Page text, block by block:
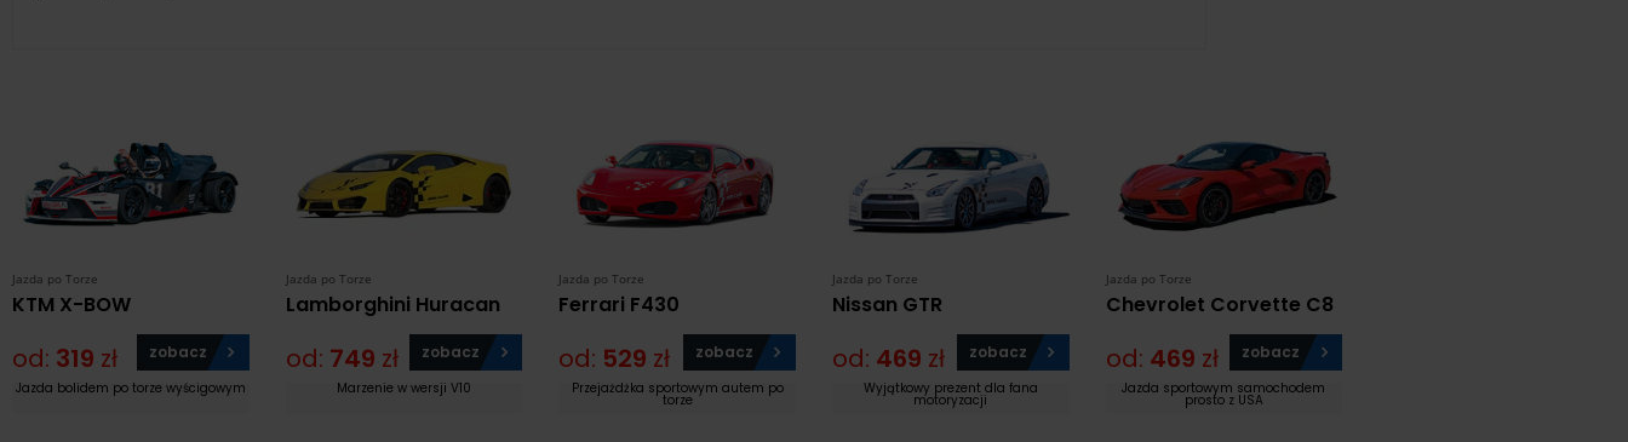
Jazda po Torze
KTM X-BOW
od: 319 zł zobacz
Jazda bolidem po torze wyścigowym
Jazda po Torze
Lamborghini Huracan
od: 749 zł zobacz
Marzenie w wersji V10
Jazda po Torze
Ferrari F430
od: 529 zł zobacz
Przejażdżka sportowym autem po
torze
Jazda po Torze
Nissan GTR
od: 469 zł zobacz
Wyjątkowy prezent dla fana
motoryzacji
Jazda po Torze
Chevrolet Corvette C8
od: 469 zł zobacz
Jazda sportowym samochodem
prosto z USA